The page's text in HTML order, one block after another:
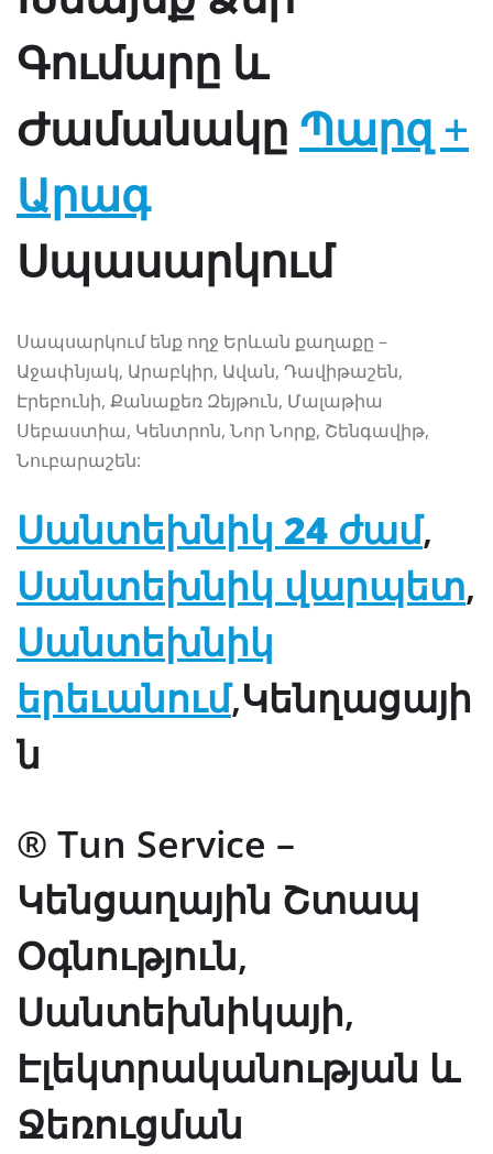
Գումարը և
Ժամանակը Պարզ +
Արագ
Սպասարկում
Սապսարկում ենք ողջ Երևան քաղաքը –
Աջափնյակ, Արաբկիր, Ավան, Դավիթաշեն,
Էրեբունի, Քանաքեռ Զեյթուն, Մալաթիա
Սեբաստիա, Կենտրոն, Նոր Նորք, Շենգավիթ,
Նուբարաշեն:
Սանտեխնիկ 24 ժամ,
Սանտեխնիկ վարպետ,
Սանտեխնիկ
երեւանում,Կենղացայի
ն
® Tun Service –
Կենցաղային Շտապ
Օգնություն,
Սանտեխնիկայի,
Էլեկտրականության և
Ջեռուցման